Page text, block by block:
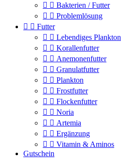
  Bakterien / Futter
  Problemlösung
  Futter
  Lebendiges Plankton
  Korallenfutter
  Anemonenfutter
  Granulatfutter
  Plankton
  Frostfutter
  Flockenfutter
  Noria
  Artemia
  Ergänzung
  Vitamin & Aminos
Gutschein